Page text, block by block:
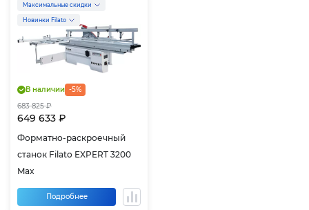
Максимальные скидки
Новинки Filato
-5%
В наличии
649 633 ₽
683 825 ₽
Форматно-раскроечный
станок Filato EXPERT 3200
Max
Подробнее